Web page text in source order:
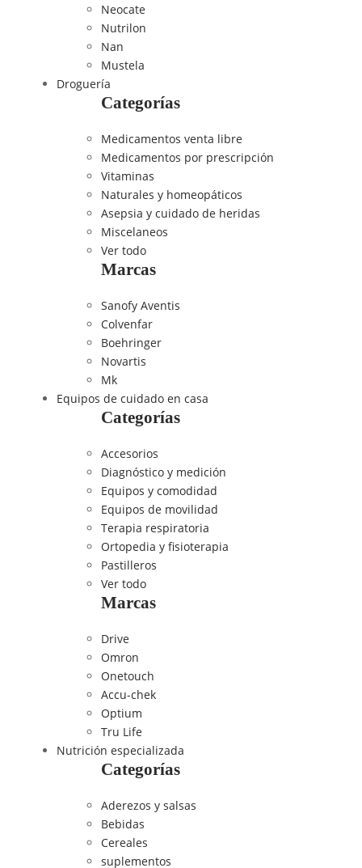
Neocate
Nutrilon
Nan
Mustela
Droguería
Categorías
Medicamentos venta libre
Medicamentos por prescripción
Vitaminas
Naturales y homeopáticos
Asepsia y cuidado de heridas
Miscelaneos
Ver todo
Marcas
Sanofy Aventis
Colvenfar
Boehringer
Novartis
Mk
Equipos de cuidado en casa
Categorías
Accesorios
Diagnóstico y medición
Equipos y comodidad
Equipos de movilidad
Terapia respiratoria
Ortopedia y fisioterapia
Pastilleros
Ver todo
Marcas
Drive
Omron
Onetouch
Accu-chek
Optium
Tru Life
Nutrición especializada
Categorías
Aderezos y salsas
Bebidas
Cereales
suplementos